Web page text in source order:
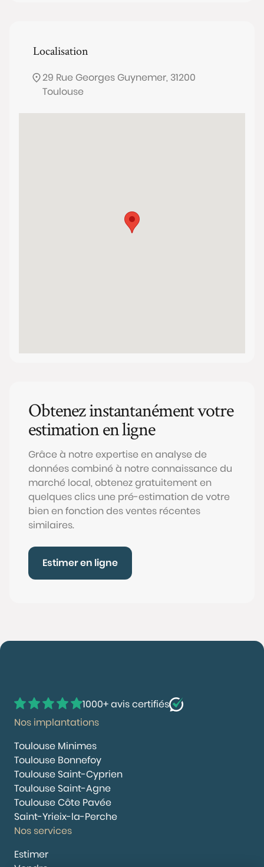
Localisation
29 Rue Georges Guynemer, 31200
Toulouse
Obtenez instantanément votre
estimation en ligne
Grâce à notre expertise en analyse de
données combiné à notre connaissance du
marché local, obtenez gratuitement en
quelques clics une pré-estimation de votre
bien en fonction des ventes récentes
similaires.
Estimer en ligne
1000+ avis certifiés
Nos implantations
Toulouse Minimes
Toulouse Bonnefoy
Toulouse Saint-Cyprien
Toulouse Saint-Agne
Toulouse Côte Pavée
Saint-Yrieix-la-Perche
Nos services
Estimer